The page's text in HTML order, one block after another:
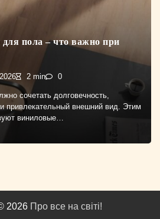
пола – что важно при
2 min 0
сочетать долговечность,
привлекательный внешний вид. Этим
виниловые…
2026 Про все на світі!